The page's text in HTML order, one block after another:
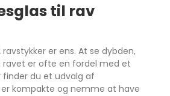
til rav
ravstykker er ens. At se dybden,
ravet er ofte en fordel med et
finder du et udvalg af
kompakte og nemme at have